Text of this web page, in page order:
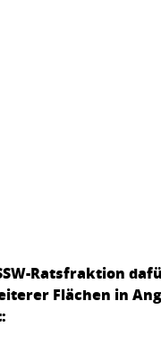
Ratsfraktion
Flächen in